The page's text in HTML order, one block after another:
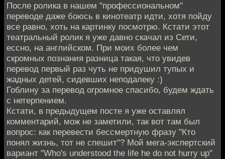
После ролика в нашем "профессиональном"
переводе даже боюсь в кинотеатр идти, хотя пойду
все равно, хоть на картинку посмотрю. Кстати этот
театральный ролик я уже давно скачал из Сети,
ессно, на английском. При моих более чем
скромных познания разница такая, что увидев
перевод первый раз чуть не придушил тупых и
жадных детей, сидевших неподалеку :)
Гоблину за перевод огромное спасибо, будем ждать
с нетерпением.
Кстати, в предыдущем посте я уже оставлял
комментарий, мож не заметили, так вот там был
вопрос: как перевести бессмертную фразу "Кто
понял жизнь, тот не спешит"? Мой мега-экспертский
вариант "Who's understood the life he do not hurry up"